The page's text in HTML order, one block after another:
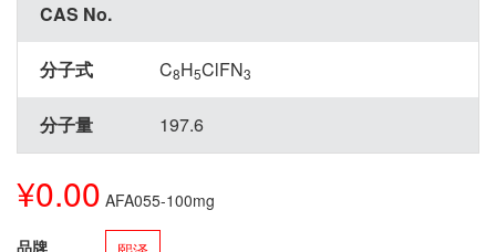
CAS No.
分子式 C8H5ClFN3
分子量 197.6
¥0.00 AFA055-100mg
品牌